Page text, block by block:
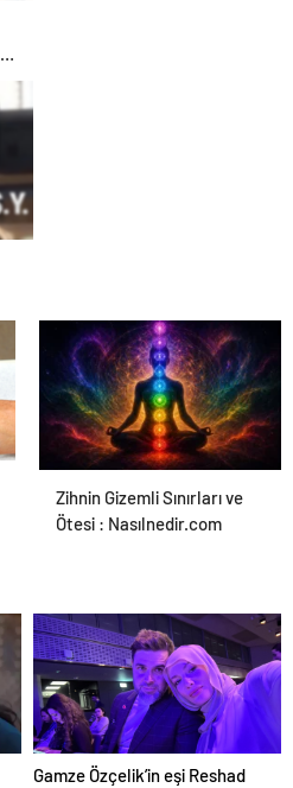
Zihnin Gizemli Sınırları ve
Ötesi : Nasılnedir.com
Gamze Özçelik’in eşi Reshad